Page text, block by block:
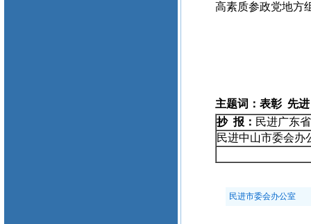
高素质参政党地方
主题词：表彰 先
抄 报： 民进广东
民进中山
民进市委会办公室